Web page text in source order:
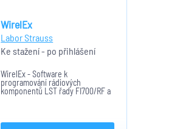
WirelEx
Labor Strauss
Ke stažení - po přihlášení
WirelEx - Software k
programování rádiových
komponentů LST řady FI700/RF a
FI720/RF.